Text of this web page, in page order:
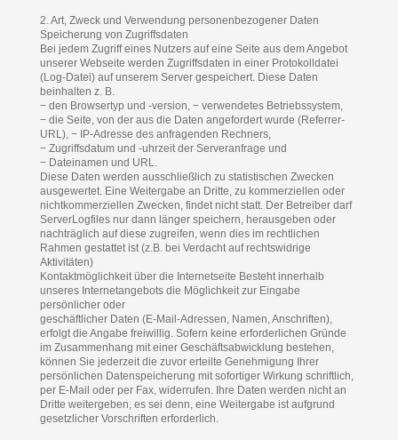
2. Art, Zweck und Verwendung personenbezogener Daten
Speicherung von Zugriffsdaten
Bei jedem Zugriff eines Nutzers auf eine Seite aus dem Angebot
unserer Webseite werden Zugriffsdaten in einer Protokolldatei
(Log-Datei) auf unserem Server gespeichert. Diese Daten
beinhalten z. B.
− den Browsertyp und -version, − verwendetes Betriebssystem,
− die Seite, von der aus die Daten angefordert wurde (Referrer-
URL), − IP-Adresse des anfragenden Rechners,
− Zugriffsdatum und -uhrzeit der Serveranfrage und
− Dateinamen und URL.
Diese Daten werden ausschließlich zu statistischen Zwecken
ausgewertet. Eine Weitergabe an Dritte, zu kommerziellen oder
nichtkommerziellen Zwecken, findet nicht statt. Der Betreiber darf
ServerLogfiles nur dann länger speichern, herausgeben oder
nachträglich auf diese zugreifen, wenn dies im rechtlichen
Rahmen gestattet ist (z.B. bei Verdacht auf rechtswidrige
Aktivitäten)
Kontaktmöglichkeit über die Internetseite Besteht innerhalb
unseres Internetangebots die Möglichkeit zur Eingabe
persönlicher oder
geschäftlicher Daten (E-Mail-Adressen, Namen, Anschriften),
erfolgt die Angabe freiwillig. Sofern keine erforderlichen Gründe
im Zusammenhang mit einer Geschäftsabwicklung bestehen,
können Sie jederzeit die zuvor erteilte Genehmigung Ihrer
persönlichen Datenspeicherung mit sofortiger Wirkung schriftlich,
per E-Mail oder per Fax, widerrufen. Ihre Daten werden nicht an
Dritte weitergeben, es sei denn, eine Weitergabe ist aufgrund
gesetzlicher Vorschriften erforderlich.